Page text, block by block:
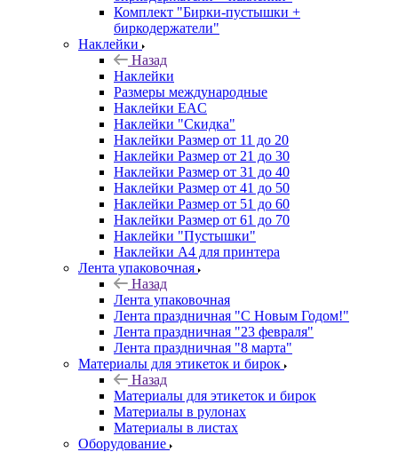
Комплект "Бирки-пустышки +
биркодержатели"
Наклейки
Назад
Наклейки
Размеры международные
Наклейки EAC
Наклейки "Скидка"
Наклейки Размер от 11 до 20
Наклейки Размер от 21 до 30
Наклейки Размер от 31 до 40
Наклейки Размер от 41 до 50
Наклейки Размер от 51 до 60
Наклейки Размер от 61 до 70
Наклейки "Пустышки"
Наклейки А4 для принтера
Лента упаковочная
Назад
Лента упаковочная
Лента праздничная "С Новым Годом!"
Лента праздничная "23 февраля"
Лента праздничная "8 марта"
Материалы для этикеток и бирок
Назад
Материалы для этикеток и бирок
Материалы в рулонах
Материалы в листах
Оборудование